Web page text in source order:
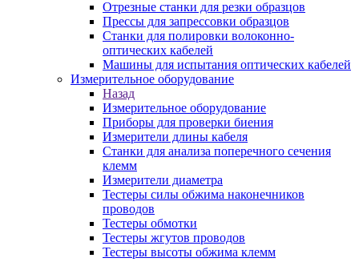
Отрезные станки для резки образцов
Прессы для запрессовки образцов
Станки для полировки волоконно-
оптических кабелей
Машины для испытания оптических кабелей
Измерительное оборудование
Назад
Измерительное оборудование
Приборы для проверки биения
Измерители длины кабеля
Станки для анализа поперечного сечения
клемм
Измерители диаметра
Тестеры силы обжима наконечников
проводов
Тестеры обмотки
Тестеры жгутов проводов
Тестеры высоты обжима клемм